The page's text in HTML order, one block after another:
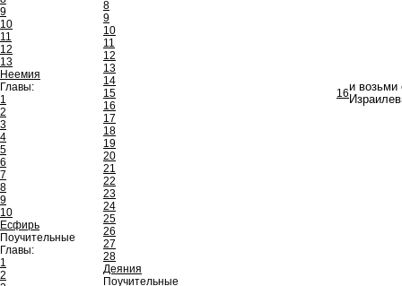
9
10
11
12
13
Неемия
Главы:
1
2
3
4
5
6
7
8
9
10
Есфирь
Поучительные
Главы:
1
2
8
9
10
11
12
13
14
15
16
17
18
19
20
21
22
23
24
25
26
27
28
Деяния
Поучительные
16и возьми